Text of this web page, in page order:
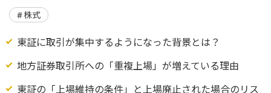
株式
東証に取引が集中するようになった背景とは？
地方証券取引所への「重複上場」が増えている理由
東証の「上場維持の条件」と上場廃止された場合のリス